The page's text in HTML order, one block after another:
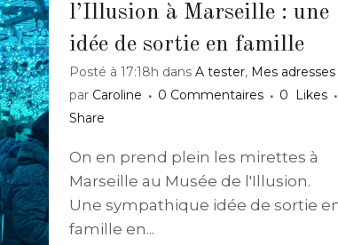
l’Illusion à Marseille : une
idée de sortie en famille
Posté à 17:18h dans A tester, Mes adresses
par Caroline 0 Commentaires 0
Likes
Share
On en prend plein les mirettes à
Marseille au Musée de l'Illusion.
Une sympathique idée de sortie
famille en...